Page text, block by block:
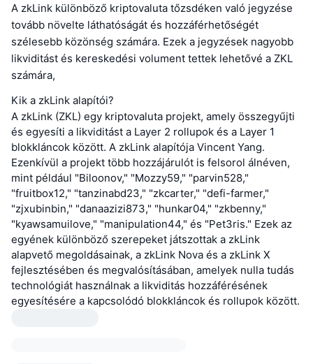
A zkLink különböző kriptovaluta tőzsdéken való jegyzése
tovább növelte láthatóságát és hozzáférhetőségét
szélesebb közönség számára. Ezek a jegyzések nagyobb
likviditást és kereskedési volument tettek lehetővé a ZKL
számára,
Kik a zkLink alapítói?
A zkLink (ZKL) egy kriptovaluta projekt, amely összegyűjti
és egyesíti a likviditást a Layer 2 rollupok és a Layer 1
blokkláncok között. A zkLink alapítója Vincent Yang.
Ezenkívül a projekt több hozzájárulót is felsorol álnéven,
mint például "Biloonov," "Mozzy59," "parvin528,"
"fruitbox12," "tanzinabd23," "zkcarter," "defi-farmer,"
"zjxubinbin," "danaazizi873," "hunkar04," "zkbenny,"
"kyawsamuilove," "manipulation44," és "Pet3ris." Ezek az
egyének különböző szerepeket játszottak a zkLink
alapvető megoldásainak, a zkLink Nova és a zkLink X
fejlesztésében és megvalósításában, amelyek nulla tudás
technológiát használnak a likviditás hozzáférésének
egyesítésére a kapcsolódó blokkláncok és rollupok között.